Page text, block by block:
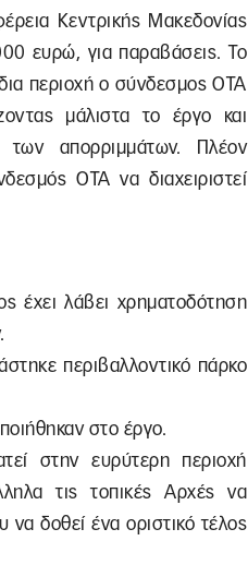
Κεντρικής Μακεδονίας
ευρώ, για παραβάσεις. Το
περιοχή ο σύνδεσμος ΟΤΑ
μάλιστα το έργο και
των απορριμμάτων. Πλέον
ΟΤΑ να διαχειριστεί
έχει λάβει χρηματοδότηση
περιβαλλοντικό πάρκο
στο έργο.
στην ευρύτερη περιοχή
τις τοπικές Αρχές να
δοθεί ένα οριστικό τέλος